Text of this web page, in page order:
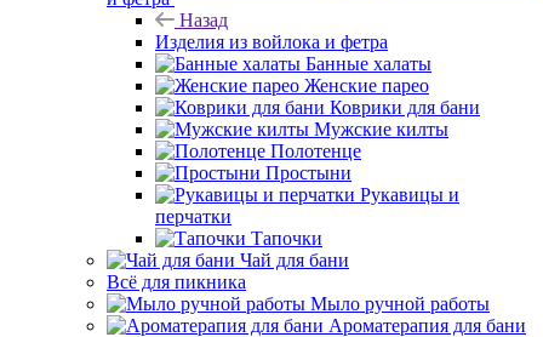
Назад
Изделия из войлока и фетра
Банные халаты
Женские парео
Коврики для бани
Мужские килты
Полотенце
Простыни
Рукавицы и
перчатки
Тапочки
Чай для бани
Всё для пикника
Мыло ручной работы
Ароматерапия для бани